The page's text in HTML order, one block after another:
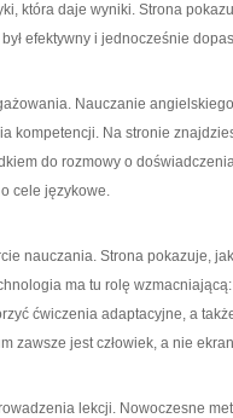
która daje wyniki. Strona
efektywny i jednocześnie
Nauczanie
kompetencji. Na stronie
do rozmowy o
cele językowe.
nauczania. Strona pokazuje,
ma tu rolę
ćwiczenia adaptacyjne, a
zawsze jest człowiek, a nie
lekcji. Nowoczesne